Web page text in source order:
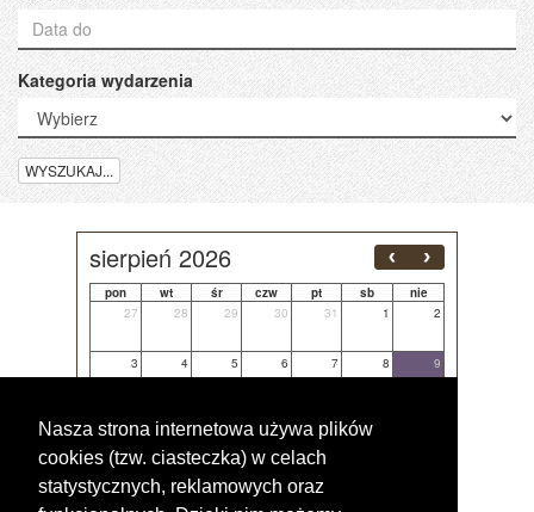
Nasza strona internetowa używa plików
cookies (tzw. ciasteczka) w celach
statystycznych, reklamowych oraz
Kategoria wydarzenia
WYSZUKAJ...
sierpień 2026
pon wt śr czw pt sb
nie
27
28 29 30 31 1 2
3 4 5 6 7 8 9
17 18 19 20 21